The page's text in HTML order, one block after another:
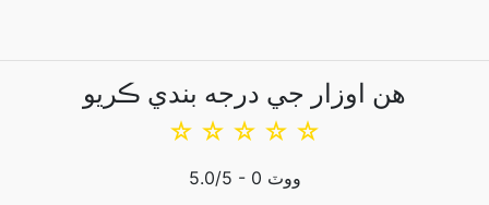
هن اوزار جي درجه بندي ڪريو
☆
☆
☆
☆
☆
5.0/5 - 0 ووٽ